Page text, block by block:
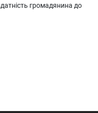
громадянина до